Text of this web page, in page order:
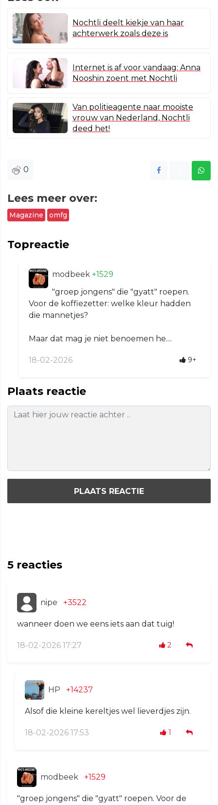
Nochtli deelt kiekje van haar
achterwerk zoals deze is
Internet is af voor vandaag: Anna
Nooshin zoent met Nochtli
Van politieagente naar mooiste
vrouw van Nederland, Nochtli
deed het!
0
Lees meer over:
Magazine omfg
Topreactie
modbeek +1529
"groep jongens" die "gyatt" roepen.
Voor de koffiezetter: welke kleur hadden
die mannetjes?
Maar dat mag je niet benoemen he....
18-02-2026 9+
Plaats reactie
PLAATS REACTIE
5 reacties
nipe +3522
wanneer doen we eens iets aan dat tuig!
18-02-2026 17:27 2
HP +14237
Alsof die kleine kereltjes wel lieverdjes zijn.
18-02-2026 17:53 1
modbeek +1529
"groep jongens" die "gyatt" roepen. Voor de